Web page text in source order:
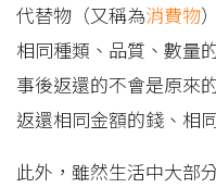
代替物（又稱為消費物
相同種類、品質、數量
事後返還的不會是原來
返還相同金額的錢、相
此外，雖然生活中大部